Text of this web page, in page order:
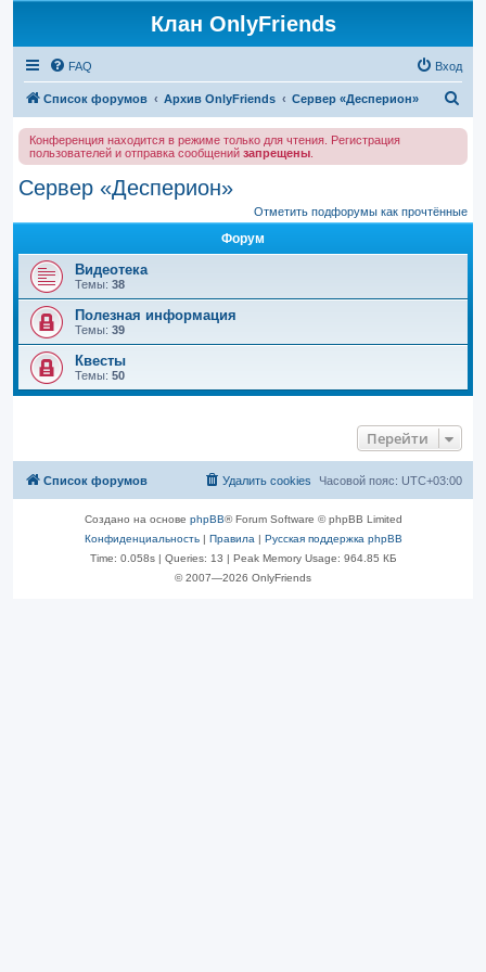
Клан OnlyFriends
FAQ Вход
Список форумов Архив OnlyFriends Сервер «Десперион»
Конференция находится в режиме только для чтения. Регистрация
пользователей и отправка сообщений запрещены
Сервер «Десперион»
Отметить подфорумы как прочтённые
Форум
Видеотека
Темы: 38
Полезная информация
Темы: 39
Квесты
Темы: 50
Перейти
Список форумов Часовой пояс: UTC+03:00
Удалить cookies
Создано на основе phpBB® Forum Software © phpBB Limited
Конфиденциальность| Правила | Русская поддержка phpBB
Time: 0.058s| Queries: 13 | Peak Memory Usage: 964.85 КБ
© 2007—2026 OnlyFriends